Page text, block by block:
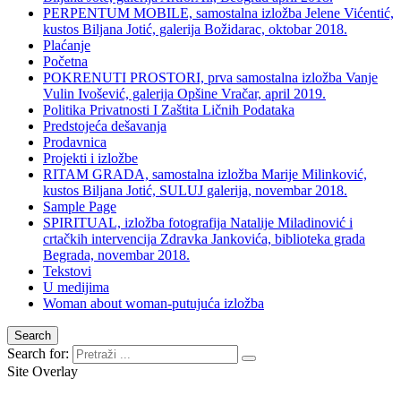
PERPENTUM MOBILE, samostalna izložba Jelene Vićentić,
kustos Biljana Jotić, galerija Božidarac, oktobar 2018.
Plaćanje
Početna
POKRENUTI PROSTORI, prva samostalna izložba Vanje
Vulin Ivošević, galerija Opšine Vračar, april 2019.
Politika Privatnosti I Zaštita Ličnih Podataka
Predstojeća dešavanja
Prodavnica
Projekti i izložbe
RITAM GRADA, samostalna izložba Marije Milinković,
kustos Biljana Jotić, SULUJ galerija, novembar 2018.
Sample Page
SPIRITUAL, izložba fotografija Natalije Miladinović i
crtačkih intervencija Zdravka Jankovića, biblioteka grada
Begrada, novembar 2018.
Tekstovi
U medijima
Woman about woman-putujuća izložba
Search
Search for:
Site Overlay